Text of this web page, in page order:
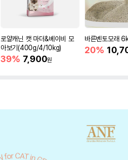
로얄캐닌 캣 마더&베이비 모
아보기(400g/4/10kg)
39% 7,900원
바른벤토모래
20%